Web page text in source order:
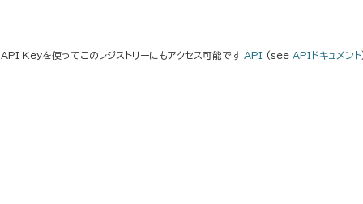
API Keyを使ってこのレジストリーにもアクセス可能です API (see APIドキュメント